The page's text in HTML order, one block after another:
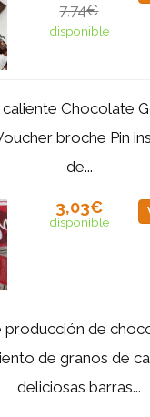
7,74€
disponible
caliente Chocolate
broche Pin
de...
3,03€
disponible
producción de
de granos de
deliciosas barras...